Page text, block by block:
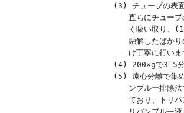
(3) チューブの表面
直ちにチューブ
く吸い取り、(1)
融解したばかり
け丁寧に行いま
(4) 200×gで3-5分
(5) 遠心分離で集
ンブルー排除法
ており、トリパ